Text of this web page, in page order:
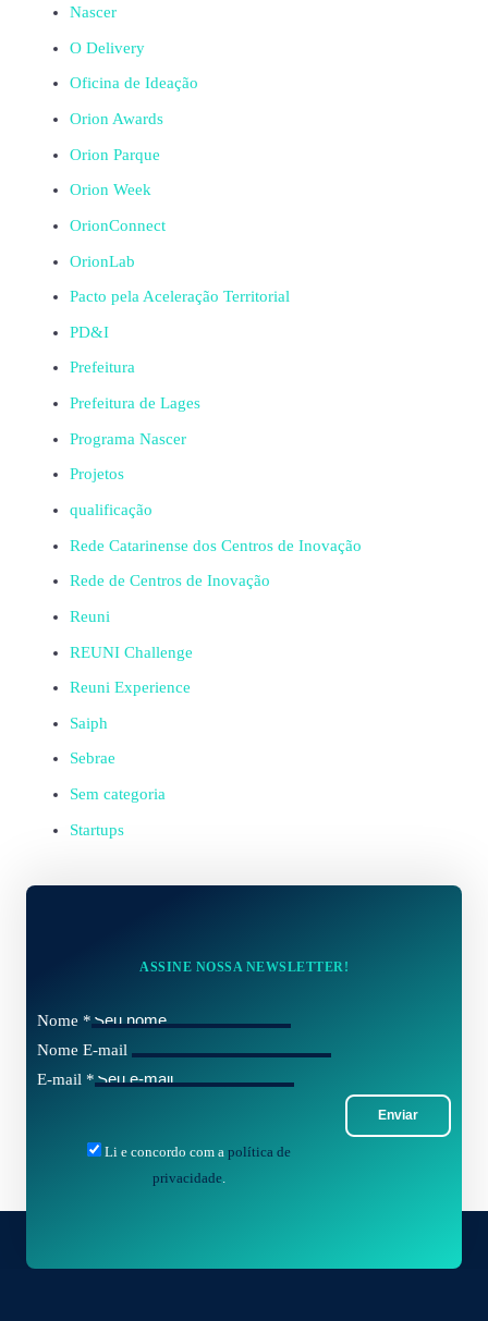
Nascer
O Delivery
Oficina de Ideação
Orion Awards
Orion Parque
Orion Week
OrionConnect
OrionLab
Pacto pela Aceleração Territorial
PD&I
Prefeitura
Prefeitura de Lages
Programa Nascer
Projetos
qualificação
Rede Catarinense dos Centros de Inovação
Rede de Centros de Inovação
Reuni
REUNI Challenge
Reuni Experience
Saiph
Sebrae
Sem categoria
Startups
ASSINE NOSSA NEWSLETTER!
Nome *
Nome E-mail
E-mail *
Enviar
Li e concordo com a política de
privacidade.